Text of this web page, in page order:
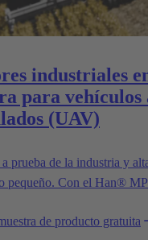
industriales
para vehículos
(UAV)
prueba de la industria y
pequeño. Con el Han®
conector industrial para
de producto gratuita